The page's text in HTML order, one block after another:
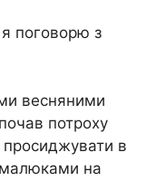
поговорю з
весняними
потроху
просиджувати в
малюками на